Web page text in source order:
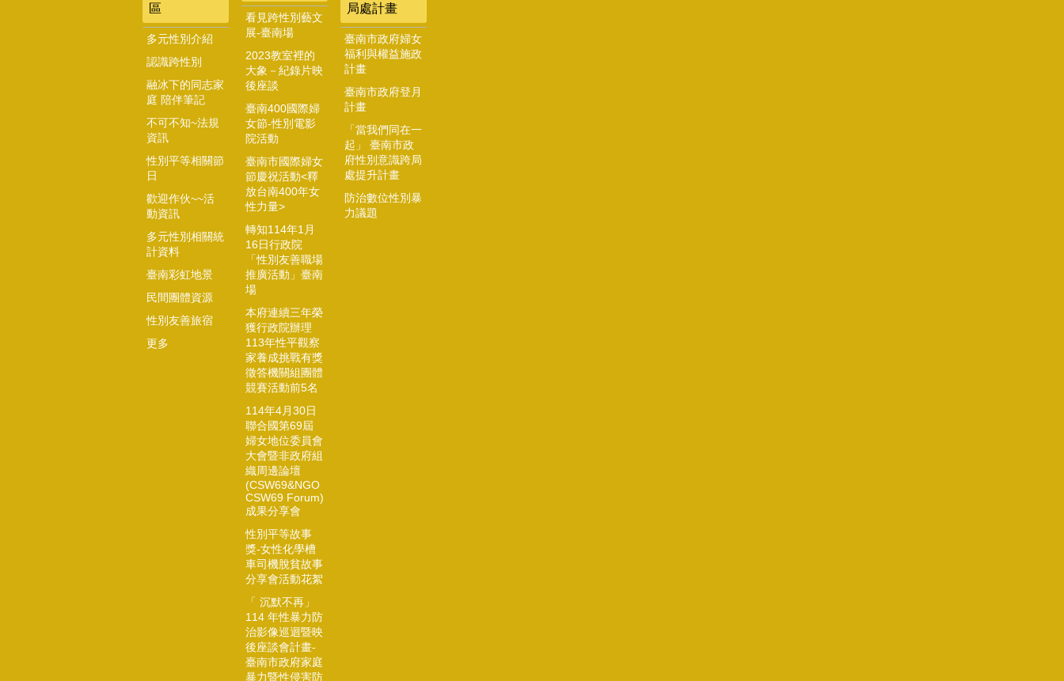
區
多元性別介紹
認識跨性別
融冰下的同志家
庭 陪伴筆記
不可不知~法規
資訊
性別平等相關節
日
歡迎作伙~~活
動資訊
多元性別相關統
計資料
臺南彩虹地景
民間團體資源
性別友善旅宿
更多
看見跨性別藝文
展-臺南場
2023教室裡的
大象－紀錄片映
後座談
臺南400國際婦
女節-性別電影
院活動
臺南市國際婦女
節慶祝活動<釋
放台南400年女
性力量>
轉知114年1月
16日行政院
「性別友善職場
推廣活動」臺南
場
本府連續三年榮
獲行政院辦理
113年性平觀察
家養成挑戰有獎
徵答機關組團體
競賽活動前5名
114年4月30日
聯合國第69屆
婦女地位委員會
大會暨非政府組
織周邊論壇
(CSW69&NGO
CSW69 Forum)
成果分享會
性別平等故事
獎-女性化學槽
車司機脫貧故事
分享會活動花絮
「 沉默不再」
114 年性暴力防
治影像巡迴暨映
後座談會計畫-
臺南市政府家庭
暴力暨性侵害防
局處計畫
臺南市政府婦女
福利與權益施政
計畫
臺南市政府登月
計畫
「當我們同在一
起」 臺南市政
府性別意識跨局
處提升計畫
防治數位性別暴
力議題